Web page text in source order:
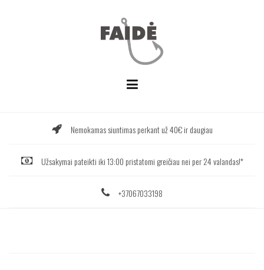
Nemokamas siuntimas perkant už 40€ ir daugiau
Užsakymai pateikti iki 13:00 pristatomi greičiau nei per 24 valandas!*
+37067033198